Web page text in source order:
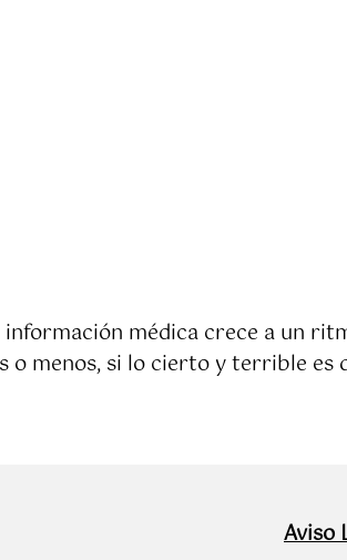
médica crece a un
o menos, si lo cierto y terrible es
Aviso